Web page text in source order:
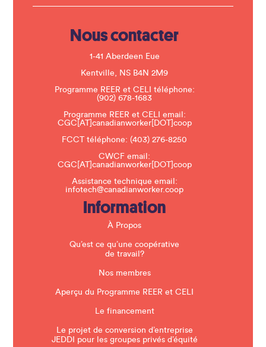
s
Nous contacter
1-41 Aberdeen Eue
Kentville, NS B4N 2M9
Programme REER et CELI téléphone:
(902) 678-1683
Programme REER et CELI email:
CGC[AT]canadianworker[DOT]coop
FCCT téléphone:(403) 276-8250
CWCF email:
CGC[AT]canadianworker[DOT]coop
Assistance technique email:
infotech@canadianworker.coop
Information
À Propos
Qu’est ce qu’une coopérative
de travail?
Nos membres
Aperçu du Programme REER et CELI
Le financement
Le projet de conversion d’entreprise
JEDDI pour les groupes privés d’équité